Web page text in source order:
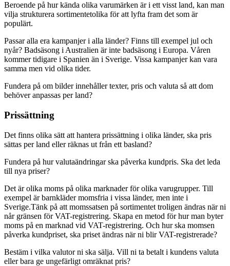
Beroende på hur kända olika varumärken är i ett visst land, kan man
vilja strukturera sortimentetolika för att lyfta fram det som är
populärt.
Passar alla era kampanjer i alla länder? Finns till exempel jul och
nyår? Badsäsong i Australien är inte badsäsong i Europa. Våren
kommer tidigare i Spanien än i Sverige. Vissa kampanjer kan vara
samma men vid olika tider.
Fundera på om bilder innehåller texter, pris och valuta så att dom
behöver anpassas per land?
Prissättning
Det finns olika sätt att hantera prissättning i olika länder, ska pris
sättas per land eller räknas ut från ett basland?
Fundera på hur valutaändringar ska påverka kundpris. Ska det leda
till nya priser?
Det är olika moms på olika marknader för olika varugrupper. Till
exempel är barnkläder momsfria i vissa länder, men inte i
Sverige.Tänk på att momssatsen på sortimentet troligen ändras när ni
når gränsen för VAT-registrering. Skapa en metod för hur man byter
moms på en marknad vid VAT-registrering. Och hur ska momsen
påverka kundpriset, ska priset ändras när ni blir VAT-registrerade?
Bestäm i vilka valutor ni ska sälja. Vill ni ta betalt i kundens valuta
eller bara ge ungefärligt omräknat pris?